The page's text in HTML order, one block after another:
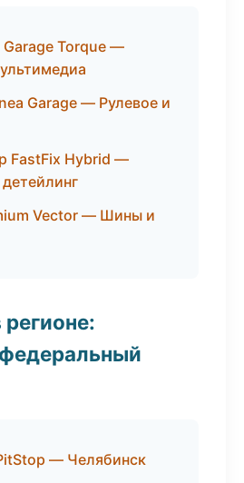
Torque —
Garage — Рулевое и
FastFix Hybrid —
Vector — Шины и
— Челябинск